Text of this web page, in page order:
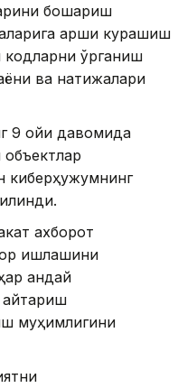
бошқариш
қарши курашиш
кодларни ўрганиш
ва натижалари
9 ойи давомида
киберҳужумнинг
ахборот
ишлашини
қандай
муҳимлигини